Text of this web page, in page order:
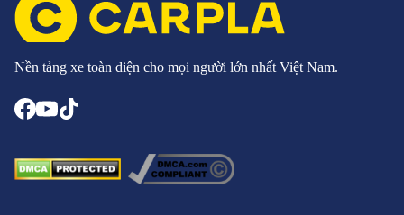
Nền tảng xe toàn diện cho mọi người lớn nhất Việt Nam.